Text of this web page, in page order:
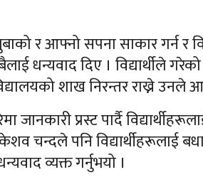
र आफ्नो सपना साकार गर्न र
धन्यवाद दिए । विद्यार्थीले
शाख निरन्तर राख्ने उनले
प्रस्ट पार्दै
चन्दले पनि विद्यार्थीहरूलाई
व्यक्त गर्नुभयो ।